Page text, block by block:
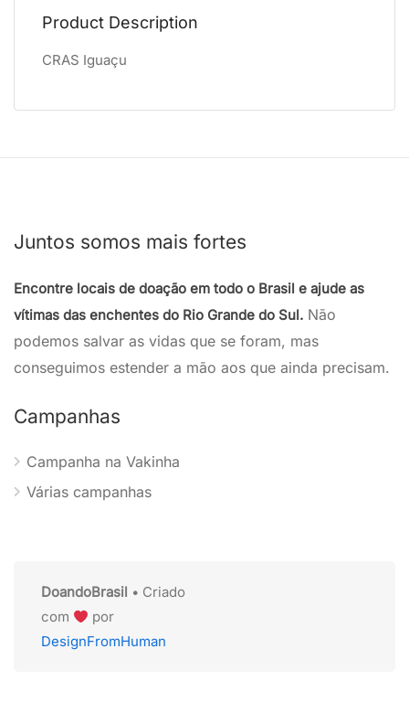
Product Description
CRAS Iguaçu
Juntos somos mais fortes
Encontre locais de doação em todo o Brasil e ajude as
vítimas das enchentes do Rio Grande do Sul. Não
podemos salvar as vidas que se foram, mas
conseguimos estender a mão aos que ainda precisam.
Campanhas
Campanha na Vakinha
Várias campanhas
DoandoBrasil • Criado
com
por
DesignFromHuman